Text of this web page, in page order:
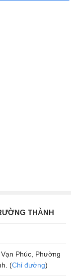
việc sử dụng hay
giảm, shock điện,
Để Bảo Vệ Dàn Hệ
Nguồn
THÀNH
Phúc, Phường
(Chỉ đường)